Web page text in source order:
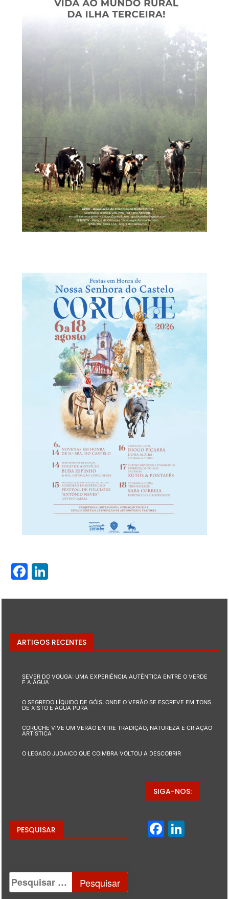
Facebook
ARTIGOS RECENTES
SEVER DO VOUGA: UMA EXPERIÊNCIA AUTÊNTICA ENTRE O VERDE
E A ÁGUA
O SEGREDO LÍQUIDO DE GÓIS: ONDE O VERÃO SE ESCREVE EM TONS
DE XISTO E ÁGUA PURA
CORUCHE VIVE UM VERÃO ENTRE TRADIÇÃO, NATUREZA E CRIAÇÃO
ARTÍSTICA
O LEGADO JUDAICO QUE COIMBRA VOLTOU A DESCOBRIR
PESQUISAR
SIGA-NOS: